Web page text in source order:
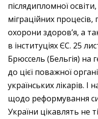
післядипломної освіти,
міграційних процесів,
охорони здоров’я, а
в інституціях ЄС. 25
Брюссель (Бельгія) на
до цієї поважної
українських лікарів. І
щодо реформування
України цікавлять не